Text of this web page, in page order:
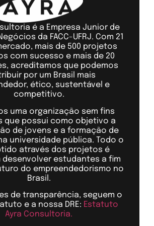
é a Empresa Junior de
da FACC-UFRJ. Com 21
mais de 500 projetos
com sucesso e mais de 20
acreditamos que podemos
por um Brasil mais
ético, sustentável e
competitivo.
uma organização sem fins
que possui como objetivo a
de jovens e a formação de
universidade pública. Todo o
através dos projetos é
estudantes a fim
do empreendedorismo no
Brasil.
de transparência, seguem o
e a nossa DRE: Estatuto
Ayra Consultoria.